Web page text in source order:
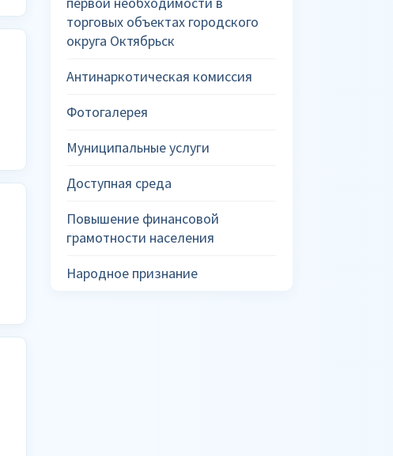
торговых объектах городского
округа Октябрьск
Антинаркотическая комиссия
Фотогалерея
Муниципальные услуги
Доступная среда
Повышение финансовой
грамотности населения
Народное признание